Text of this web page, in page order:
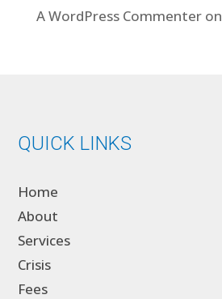
A WordPress Commenteron
QUICK LINKS
Home
About
Services
Crisis
Fees